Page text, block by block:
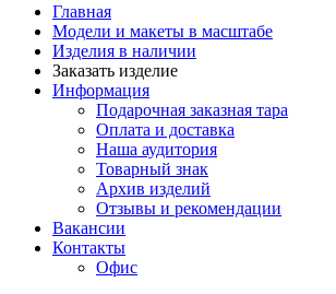
Главная
Модели и макеты в масштабе
Изделия в наличии
Заказать изделие
Информация
Подарочная заказная тара
Оплата и доставка
Наша аудитория
Товарный знак
Архив изделий
Отзывы и рекомендации
Вакансии
Контакты
Офис